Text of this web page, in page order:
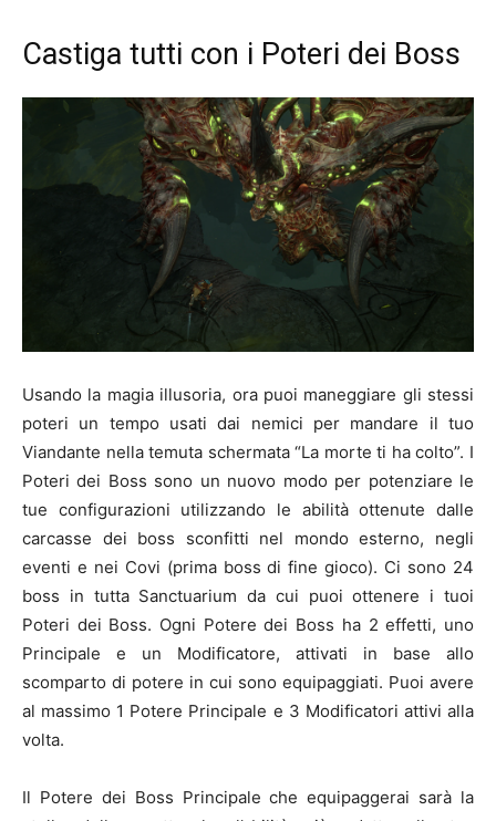
Castiga tutti con i Poteri dei Boss
Usando la magia illusoria, ora puoi maneggiare gli stessi
poteri un tempo usati dai nemici per mandare il tuo
Viandante nella temuta schermata “La morte ti ha colto”. I
Poteri dei Boss sono un nuovo modo per potenziare le
tue configurazioni utilizzando le abilità ottenute dalle
carcasse dei boss sconfitti nel mondo esterno, negli
eventi e nei Covi (prima boss di fine gioco). Ci sono 24
boss in tutta Sanctuarium da cui puoi ottenere i tuoi
Poteri dei Boss. Ogni Potere dei Boss ha 2 effetti, uno
Principale e un Modificatore, attivati in base allo
scomparto di potere in cui sono equipaggiati. Puoi avere
al massimo 1 Potere Principale e 3 Modificatori attivi alla
volta.
Il Potere dei Boss Principale che equipaggerai sarà la